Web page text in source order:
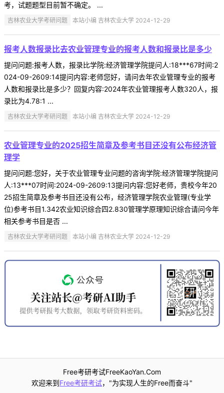
考，试题题型目前暂不确定。 ...
吉林农业大学考研问题 本站小编 吉林农业大学 2024-12-29
报考人数报录比去农业管理专业的报考人数和报录比是多少
提问问题:报考人数，报录比学院:经济管理学院提问人:18***67时间:2
024-09-2609:14提问内容:老师您好，请问去年农业管理专业的报考
人数和报录比是多少？回复内容:2024年农业管理报考人数320人，报
录比为4.78:1 ...
吉林农业大学考研问题 本站小编 吉林农业大学 2024-12-29
农业管理专业的2025招生简章及参考书目还没有公布经济管
理学
提问问题:您好，关于农业管理专业问题的咨询学院:经济管理学院提问
人:13***07时间:2024-09-2609:13提问内容:您好老师，贵校今年20
25招生简章及参考书目还没有公布，经济管理学院农业管理(专业学
位)参考书目1.342农业知识综合四2.830管理学原理知识综合请问今年
相关参考书目是否 ...
吉林农业大学考研问题 本站小编 吉林农业大学 2024-12-29
Free考研考试FreeKaoYan.Com
欢迎来到Free考研考试，"为实现人生的Free而奋斗"